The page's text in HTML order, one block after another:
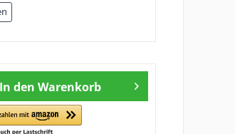
In den Warenkorb